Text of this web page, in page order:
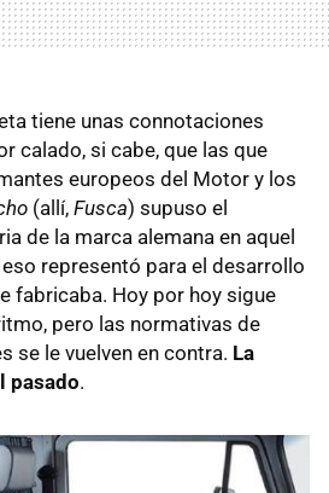
tiene unas connotaciones
calado, si cabe, que las que
europeos del Motor y los
(allí, Fusca) supuso el
de la marca alemana en aquel
representó para el desarrollo
fabricaba. Hoy por hoy sigue
pero las normativas de
se le vuelven en contra. La
pasado.